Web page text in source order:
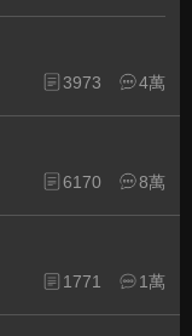
3973 4萬
6170 8萬
1771 1萬